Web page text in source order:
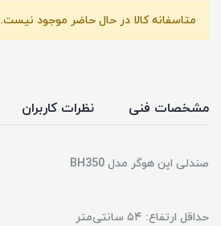
متاسفانه کالا در حال حاضر موجود نیست.
مشخصات فنی نظرات کاربران
صندلی اپن هوگر مدل BH350
حداقل ارتفاع: ۵۴ سانتی‌متر